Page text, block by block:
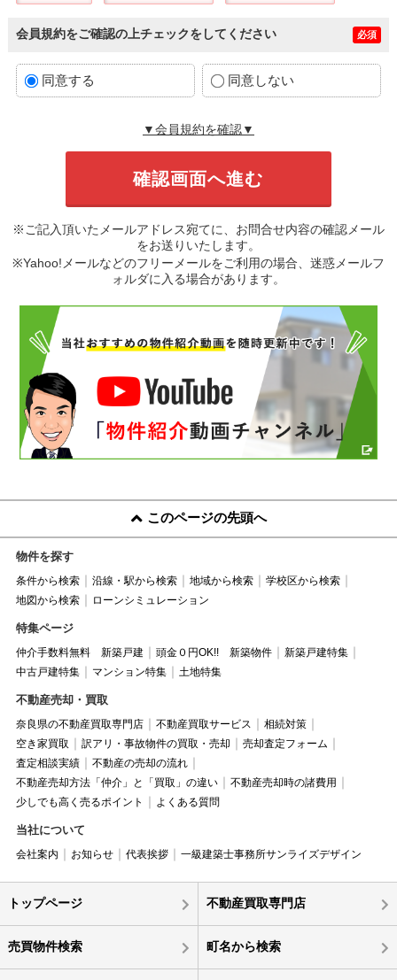
会員規約をご確認の上チェックをしてください 必須
同意する 同意しない
▼会員規約を確認▼
※ご記入頂いたメールアドレス宛てに、お問合せ内容の確認メール
をお送りいたします。
※Yahoo!メールなどのフリーメールをご利用の場合、迷惑メールフ
ォルダに入る場合があります。
このページの先頭へ
物件を探す
条件から検索 沿線・駅から検索 地域から検索
学校区から検索
地図から検索
ローンシミュレーション
特集ページ
仲介手数料無料 新築戸建 頭金０円OK!! 新築物件
新築戸建特集
中古戸建特集
マンション特集 土地特集
不動産売却・買取
奈良県の不動産買取専門店 不動産買取サービス
相続対策
空き家買取
訳アリ・事故物件の買取・売却
売却査定フォーム
査定相談実績
不動産の売却の流れ
不動産売却方法「仲介」と「買取」の違い
不動産売却時の諸費用
少しでも高く売るポイント
よくある質問
当社について
会社案内 お知らせ 代表挨拶 一級建築士事務所サンライズデザイン
トップページ 不動産買取専門店
売買物件検索 町名から検索